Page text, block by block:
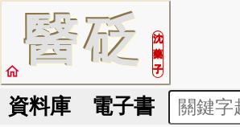
醫砭
沈
藥
子
home
資料庫 電子書